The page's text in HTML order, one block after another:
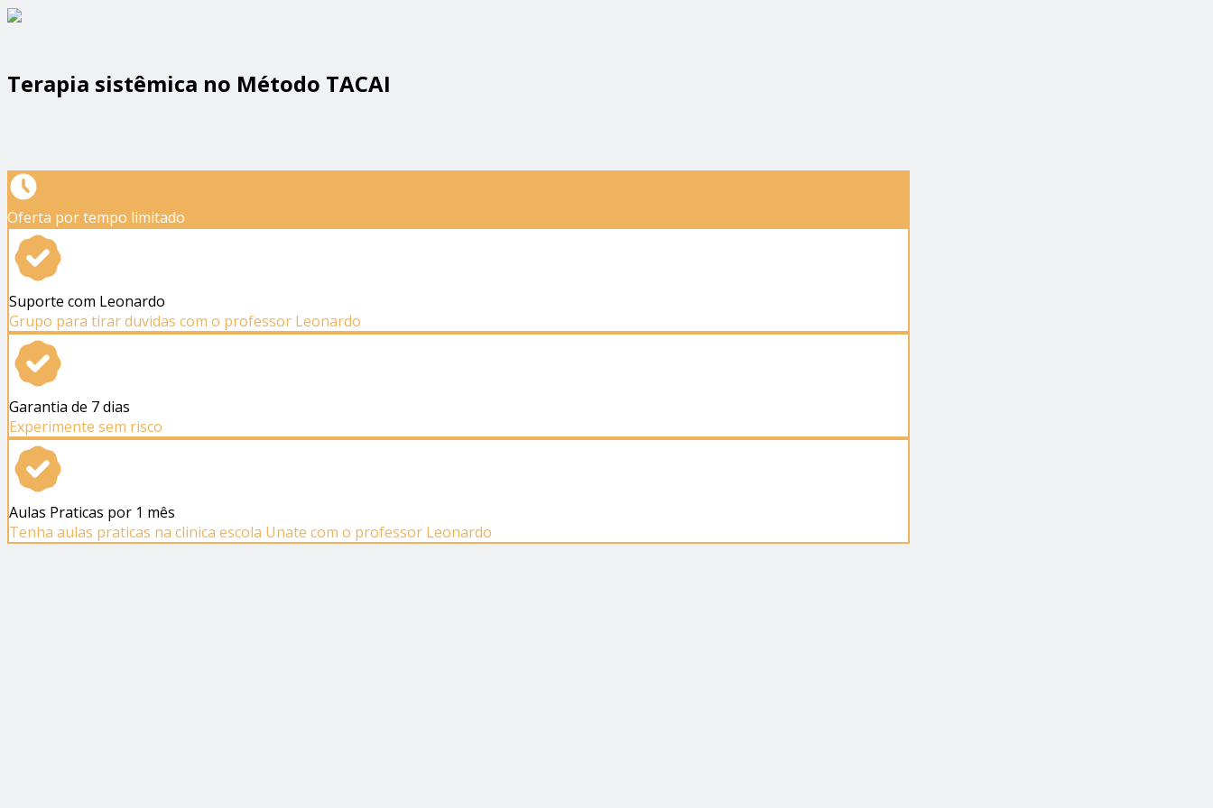
Terapia sistêmica no Método TACAI
Oferta por tempo limitado
Suporte com Leonardo
Grupo para tirar duvidas com o professor Leonardo
Garantia de 7 dias
Experimente sem risco
Aulas Praticas por 1 mês
Tenha aulas praticas na clinica escola Unate com o professor Leonardo